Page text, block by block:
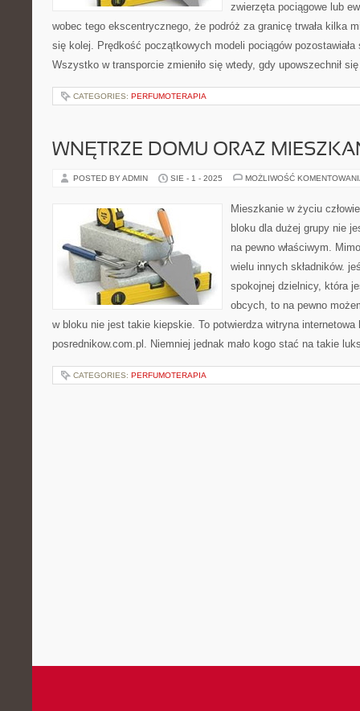
zwierzęta pociągowe lub
wobec tego ekscentrycznego, że podróż za granicę trwała kilka
się kolej. Prędkość początkowych modeli pociągów
Wszystko w transporcie zmieniło się wtedy, gdy upowszechnił
CATEGORIES: PERFUMOTERAPIA
WNĘTRZE DOMU ORAZ
POSTED BY ADMIN SIE - 1 - 2025 MOŻLIWOŚĆ
Mieszkanie w życiu
bloku dla dużej grupy nie
na pewno właściwym.
wielu innych składników.
spokojnej dzielnicy, która
obcych, to na pewno
w bloku nie jest takie kiepskie. To potwierdza witryna
posrednikow.com.pl. Niemniej jednak mało kogo stać na takie
CATEGORIES: PERFUMOTERAPIA